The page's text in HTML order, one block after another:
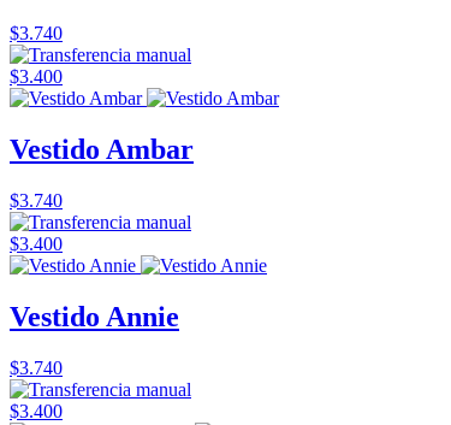
$3.740
$3.400
Vestido Ambar
$3.740
$3.400
Vestido Annie
$3.740
$3.400